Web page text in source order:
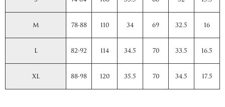
M 78-88 110 34 69 32.5 16
L 82-92 114 34.5 70 33.5 16.5
XL 88-98 120 35.5 70 34.5 17.5